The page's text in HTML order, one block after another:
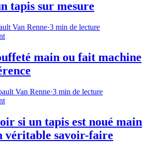
tapis sur mesure
Van Renne·3 min de lecture
main ou fait machine
Van Renne·3 min de lecture
si un tapis est noué main
véritable savoir-faire